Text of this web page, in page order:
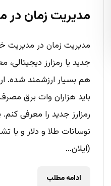
مدیریت زمان
مدیریت زمان در مدیریت
جدید یا رمزارز
هم بسیار ارزشمند شده.
باید هزاران وات برق
رمزارز جدید را معرفی
نوسانات طلا و دلار و یا
(ایلان...
ادامه مطلب